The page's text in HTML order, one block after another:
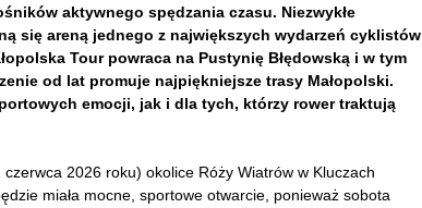
aktywnego spędzania czasu. Niezwykłe
się areną jednego z największych wydarzeń cyklistów
Tour powraca na Pustynię Błędowską i w tym
od lat promuje najpiękniejsze trasy Małopolski.
emocji, jak i dla tych, którzy rower traktują
2026 roku) okolice Róży Wiatrów w Kluczach
miała mocne, sportowe otwarcie, ponieważ sobota